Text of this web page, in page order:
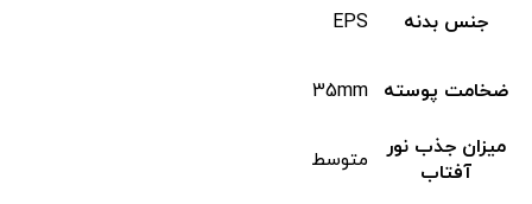
جنس بدنه EPS
ضخامت پوسته 35mm
میزان جذب نور
آفتاب
متوسط